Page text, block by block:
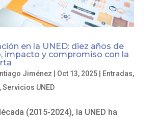
en la UNED: diez años de
impacto y compromiso con la
Jiménez Oct 13, 2025| Entradas,
,Servicios UNED
(2015-2024), la UNED ha